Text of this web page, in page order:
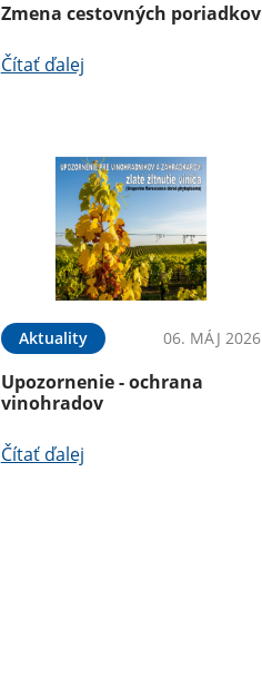
Zmena cestovných poriadkov
Čítať ďalej
Aktuality 06. MÁJ 2026
Upozornenie - ochrana
vinohradov
Čítať ďalej